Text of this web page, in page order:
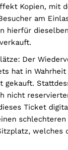
Kopien, mit
am
hierfür
Der
hat in
gekauft.
nicht
Ticket
welches